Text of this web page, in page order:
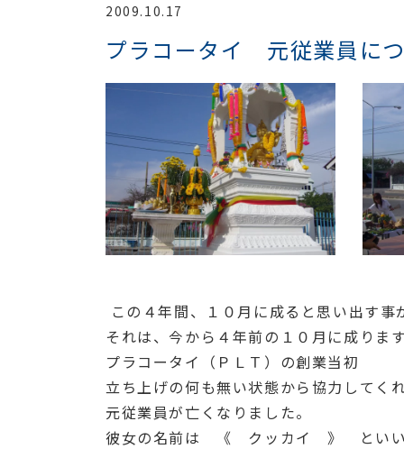
2009.10.17
プラコータイ 元従業員に
この４年間、１０月に成ると思い出す事
それは、今から４年前の１０月に成りま
プラコータイ（ＰＬＴ）の創業当初
立ち上げの何も無い状態から協力してく
元従業員が亡くなりました。
彼女の名前は 《 クッカイ 》 とい